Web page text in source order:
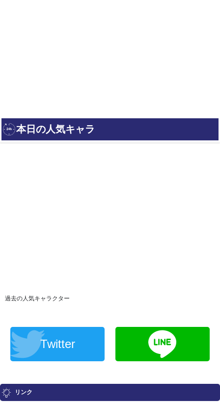
過去の人気キャラクター
Twitter
リンク